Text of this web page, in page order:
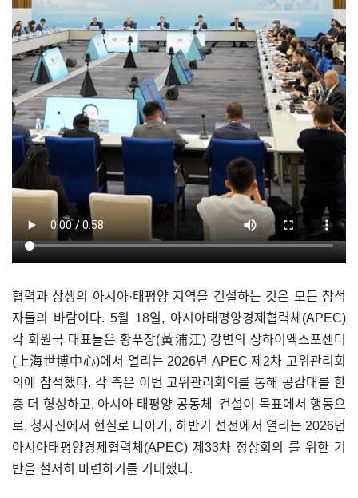
협력과 상생의 아시아·태평양 지역을 건설하는 것은 모든 참석
자들의 바람이다. 5월 18일, 아시아태평양경제협력체(APEC)
각 회원국 대표들은 황푸장(黃浦江) 강변의 상하이엑스포센터
(上海世博中心)에서 열리는 2026년 APEC 제2차 고위관리회
의에 참석했다. 각 측은 이번 고위관리회의를 통해 공감대를 한
층 더 형성하고, 아시아 태평양 공동체 건설이 목표에서 행동으
로, 청사진에서 현실로 나아가, 하반기 선전에서 열리는 2026년
아시아태평양경제협력체(APEC) 제33차 정상회의 를 위한 기
반을 철저히 마련하기를 기대했다.